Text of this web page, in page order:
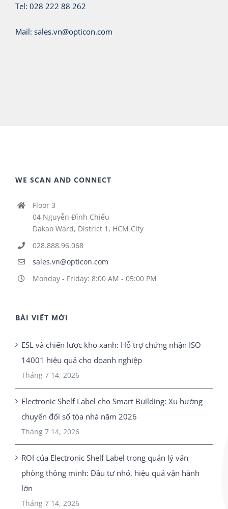
Tel: 028 222 88 262
Mail: sales.vn@opticon.com
WE SCAN AND CONNECT
Floor 3
04 Nguyễn Đình Chiểu
Dakao Ward, District 1, HCM City
028.888.96.068
sales.vn@opticon.com
Monday - Friday: 8:00 AM - 05:00 PM
BÀI VIẾT MỚI
ESL và chiến lược kho xanh: Hỗ trợ chứng nhận ISO
14001 hiệu quả cho doanh nghiệp
Tháng 7 14, 2026
Electronic Shelf Label cho Smart Building: Xu hướng
chuyển đổi số tòa nhà năm 2026
Tháng 7 14, 2026
ROI của Electronic Shelf Label trong quản lý văn
phòng thông minh: Đầu tư nhỏ, hiệu quả vận hành
lớn
Tháng 7 14, 2026